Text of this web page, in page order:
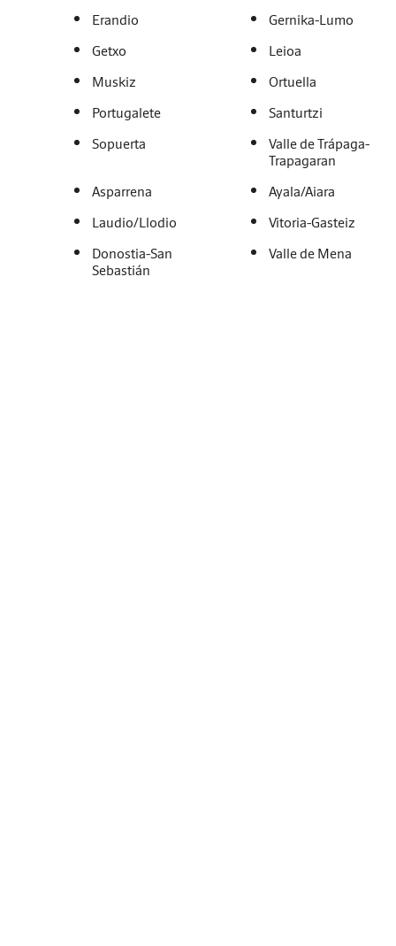
Erandio
Gernika-Lumo
Getxo
Leioa
Muskiz
Ortuella
Portugalete
Santurtzi
Sopuerta
Valle de Trápaga-
Trapagaran
Asparrena
Ayala/Aiara
Laudio/Llodio
Vitoria-Gasteiz
Donostia-San
Sebastián
Valle de Mena